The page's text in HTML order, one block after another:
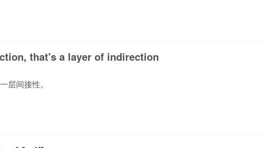
that's a layer of indirection
层间接性。